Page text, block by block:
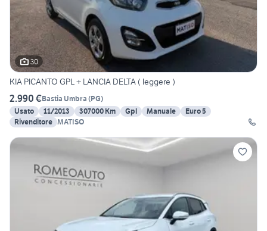
30
KIA PICANTO GPL + LANCIA DELTA ( leggere )
2.990 €Bastia Umbra (PG)
Usato
11/2013 307000 Km Gpl Manuale
Euro 5
Rivenditore MATISO